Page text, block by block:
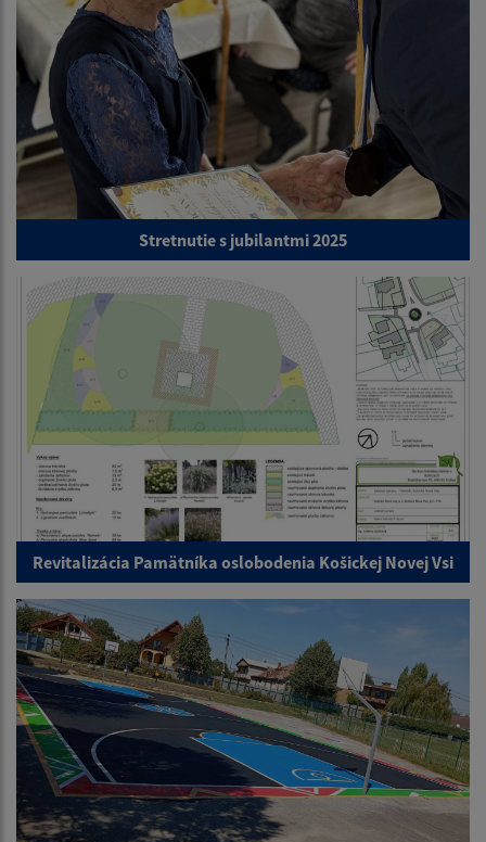
Stretnutie s jubilantmi 2025
Revitalizácia Pamätníka oslobodenia Košickej Novej Vsi